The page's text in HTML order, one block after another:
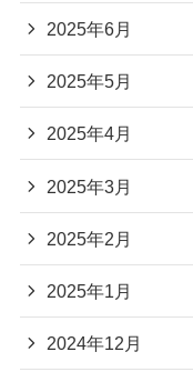
2025年6月
2025年5月
2025年4月
2025年3月
2025年2月
2025年1月
2024年12月